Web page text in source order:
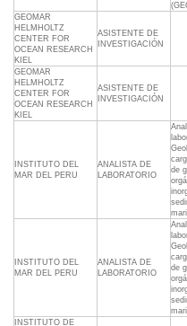
GEOMAR
HELMHOLTZ
CENTER FOR
OCEAN RESEARCH
KIEL
ASISTENTE DE
INVESTIGACIÓN
GEOMAR
HELMHOLTZ
CENTER FOR
OCEAN RESEARCH
KIEL
ASISTENTE DE
INVESTIGACIÓN
INSTITUTO DEL
MAR DEL PERU
ANALISTA DE
LABORATORIO
de
INSTITUTO DEL
MAR DEL PERU
ANALISTA DE
LABORATORIO
de
INSTITUTO DE